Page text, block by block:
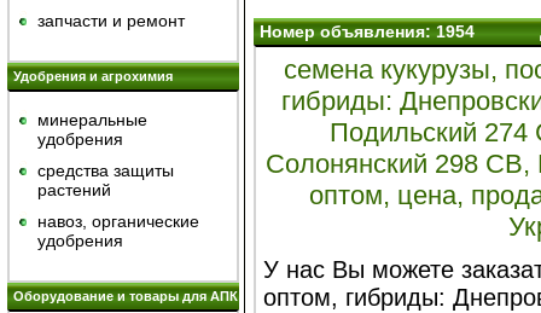
запчасти и ремонт
Удобрения и агрохимия
минеральные
удобрения
средства защиты
растений
навоз, органические
удобрения
Оборудование и товары для АПК
Номер объявления: 1954
семена кукурузы,
гибриды:
Подильский
Солонянский 298 СВ,
оптом, цена,
У нас Вы можете
оптом, гибриды: